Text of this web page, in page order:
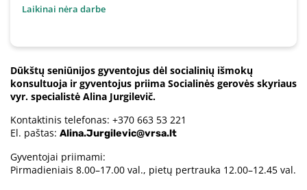
Laikinai nėra darbe
Dūkštų seniūnijos gyventojus dėl socialinių išmokų
konsultuoja ir gyventojus priima Socialinės gerovės skyriaus
vyr. specialistė Alina Jurgilevič.
Kontaktinis telefonas: +370 663 53 221
El. paštas: Alina.Jurgilevic@vrsa.lt
Gyventojai priimami:
Pirmadieniais 8.00–17.00 val., pietų pertrauka 12.00–12.45 val.